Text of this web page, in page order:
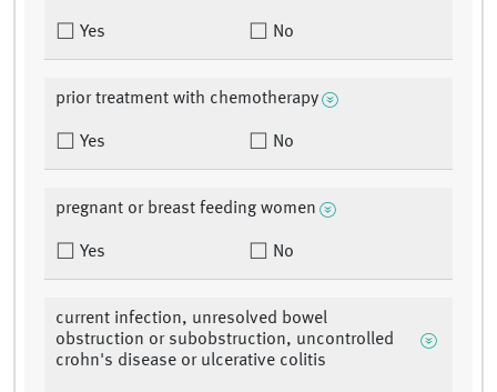
Yes No
prior treatment with chemotherapy
Yes No
pregnant or breast feeding women
Yes No
current infection, unresolved bowel
obstruction or subobstruction, uncontrolled
crohn's disease or ulcerative colitis